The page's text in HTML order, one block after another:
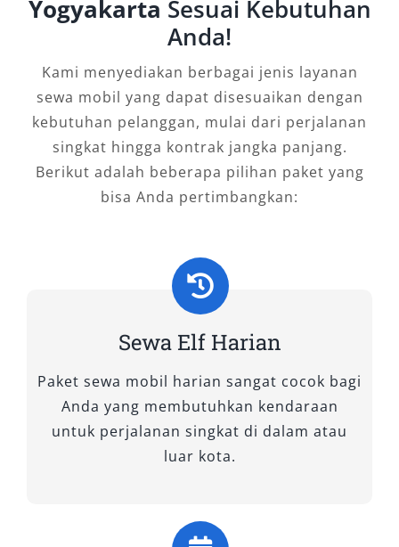
seat, tipe ini menawarkan kabin luas dan
kenyamanan ekstra, ideal untuk perjalanan
jarak jauh seperti wisata keluarga besar,
kunjungan ziarah, atau perjalanan dinas luar
kota. Suspensi yang stabil membuat perjalanan
lebih nyaman, sementara bagasi luas mampu
menampung banyak barang bawaan. Bagi Anda
yang membutuhkan efisiensi sekaligus
Untuk rombongan berjumlah sedang, Elf Short
fleksibel digunakan baik untuk rute dalam kota
maupun ke luar kota. Dengan dimensi lebih
ringkas dibanding Elf Long, kendaraan ini
lincah bermanuver di jalanan perkotaan,
mobil Elf tipe Short untuk acara keluarga,
Yogyakarta Sesuai Kebutuhan
Anda!
Kami menyediakan berbagai jenis layanan
sewa mobil yang dapat disesuaikan dengan
kebutuhan pelanggan, mulai dari perjalanan
singkat hingga kontrak jangka panjang.
Berikut adalah beberapa pilihan paket yang
bisa Anda pertimbangkan:
Sewa Elf Harian
Paket sewa mobil harian sangat cocok bagi
Anda yang membutuhkan kendaraan
untuk perjalanan singkat di dalam atau
luar kota.